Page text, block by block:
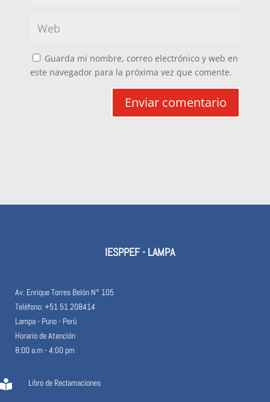
Guarda mi nombre, correo electrónico y web en
este navegador para la próxima vez que comente.
Enviar comentario
IESPPEF - LAMPA
Av. Enrique Torres Belón N° 105
Teléfono: +51 51 208414
Lampa - Puno - Perú
Horario de Atención
8:00 a.m - 4:00 pm
 Libro de Reclamaciones